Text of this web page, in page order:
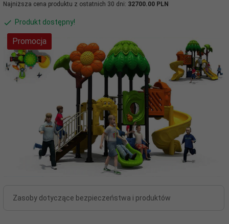
Najniższa cena produktu z ostatnich 30 dni: 32700.00 PLN
Produkt dostępny!
Promocja
Zasoby dotyczące bezpieczeństwa i produktów